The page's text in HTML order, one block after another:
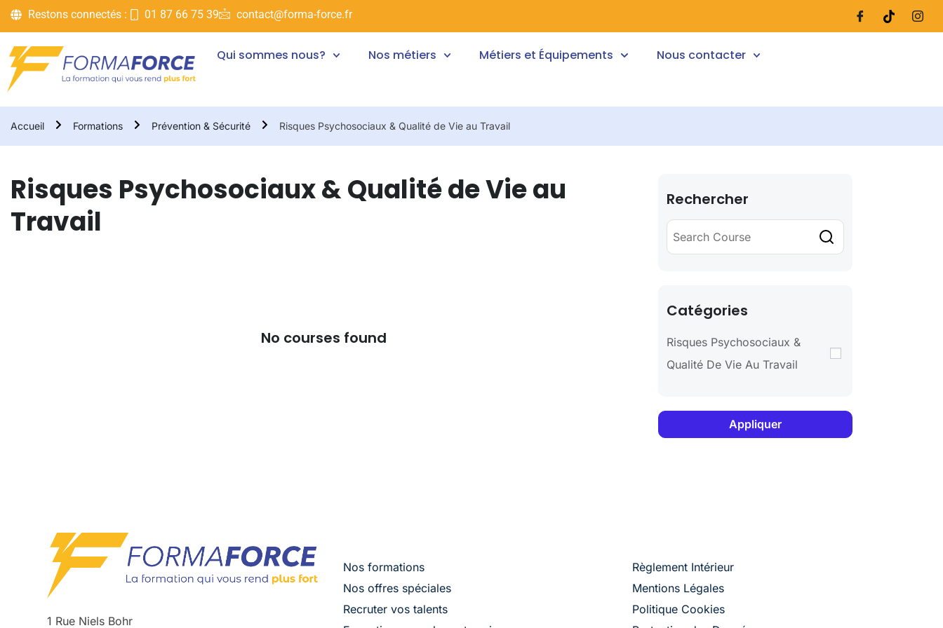
Restons connectés : 01 87 66 75 39 contact@forma-force.fr
Qui sommes nous? Nos métiers Métiers et Équipements Nous contacter
Accueil Formations Prévention & Sécurité Risques Psychosociaux & Qualité de Vie au Travail
Risques Psychosociaux & Qualité de Vie au
Travail
No courses found
Rechercher
Catégories
Risques Psychosociaux &
Qualité De Vie Au Travail
Appliquer
1 Rue Niels Bohr
Nos formations
Nos offres spéciales
Recruter vos talents
Règlement Intérieur
Mentions Légales
Politique Cookies